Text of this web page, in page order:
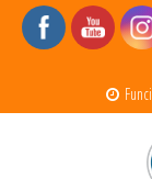
Pular
o